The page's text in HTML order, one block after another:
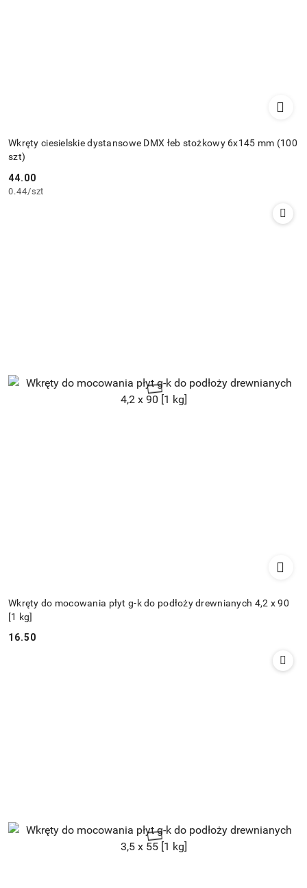
Wkręty ciesielskie dystansowe DMX łeb stożkowy 6x145 mm (100
szt)
Cena:
44.00
0.44/szt
Wkręty do mocowania płyt g-k do podłoży drewnianych 4,2 x 90
[1 kg]
Cena:
16.50